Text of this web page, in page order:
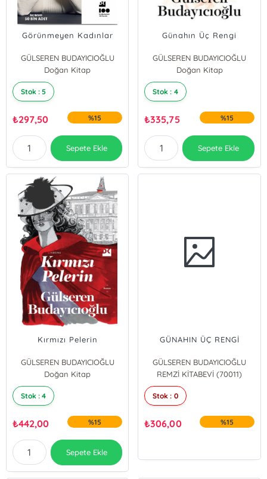
Görünmeyen Kadınlar
GÜLSEREN BUDAYICIOĞLU
Doğan Kitap
Stok : 5
₺297,50 %15
Sepete Ekle
Günahın Üç Rengi
GÜLSEREN BUDAYICIOĞLU
Doğan Kitap
Stok : 4
₺335,75 %15
Sepete Ekle
Kırmızı Pelerin
GÜLSEREN BUDAYICIOĞLU
Doğan Kitap
Stok : 4
₺442,00 %15
Sepete Ekle
GÜNAHIN ÜÇ RENGİ
GÜLSEREN BUDAYICIOĞLU
REMZİ KİTABEVİ (70011)
Stok : 0
₺306,00 %15